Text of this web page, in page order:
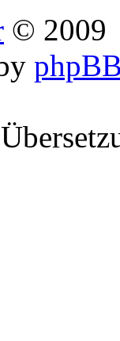
© 2009
phpBB